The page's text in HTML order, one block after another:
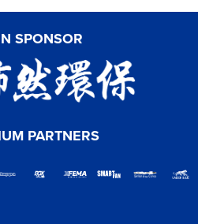
SPONSOR
PARTNERS